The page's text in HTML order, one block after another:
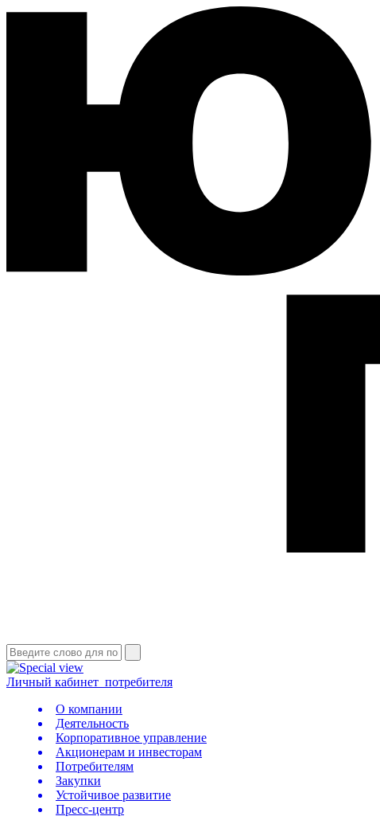
Личный кабинет потребителя
О компании
Деятельность
Корпоративное управление
Акционерам и инвесторам
Потребителям
Закупки
Устойчивое развитие
Пресс-центр